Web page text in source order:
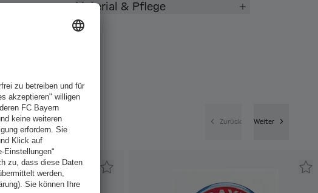
Material & Pflege
Zurück Weiter